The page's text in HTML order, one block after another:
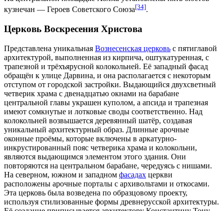
кузнечан — Героев Советского Союза[34].
Церковь Воскресения Христова
Представлена уникальная Вознесенская церковь с пятиглавой
архитектурой, выполненная из кирпича, оштукатуренная, с
трапезной и трёхъярусной колокольней. Её западный фасад
обращён к улице Дарвина, и она располагается с некоторым
отступом от городской застройки. Выдающийся двухсветный
четверик храма с двенадцатью окнами на барабане
центральной главы украшен куполом, а апсида и трапезная
имеют сомкнутые и лотковые своды соответственно. Над
колокольней возвышается деревянный шатёр, создавая
уникальный архитектурный образ. Длинные арочные
оконные проёмы, которые включены в аркатурно-
инкрустированный пояс четверика храма и колокольни,
являются выдающимся элементом этого здания. Они
повторяются на центральном барабане, чередуясь с нишами.
На северном, южном и западном фасадах церкви
расположены арочные порталы с архивольтами и откосами.
Эта церковь была возведена по образцовому проекту,
используя стилизованные формы древнерусской архитектуры.